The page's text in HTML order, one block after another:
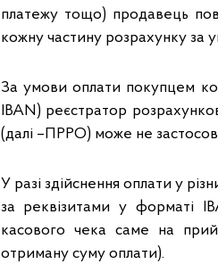
платежу тощо) продавець
кожну частину розрахунку за
За умови оплати покупцем
IBAN) реєстратор
(далі –ПРРО) може не
У разі здійснення оплати у
за реквізитами у форматі
касового чека саме на
отриману суму оплати).